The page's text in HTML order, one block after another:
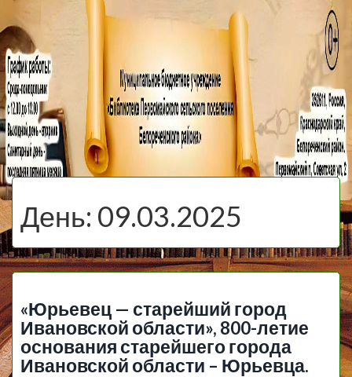
МБУ Библиотека
Первомайского
Сельского
Поселения
День: 09.03.2025
«Юрьевец — старейший город
Ивановской области», 800-летие
основания старейшего города
Ивановской области – Юрьевца.